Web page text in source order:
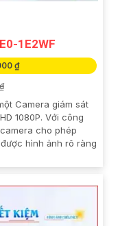
1E2WF
₫
Camera giám sát
1080P. Với công
cho phép
hình ảnh rõ ràng